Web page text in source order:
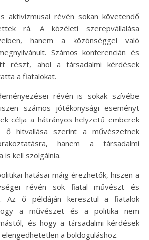
aktivizmusai révén sokan követendő
rá. A közéleti szerepvállalása
hanem a közönséggel való
Számos konferencián és
részt, ahol a társadalmi kérdések
a fiatalokat.
révén is sokak szívébe
számos jótékonysági eseményt
célja a hátrányos helyzetű emberek
ő hitvallása szerint a művészetnek
hanem a társadalmi
is kell szolgálnia.
hatásai máig érezhetők, hiszen a
révén sok fiatal művészt és
Az ő példáján keresztül a fiatalok
a művészet és a politika nem
és hogy a társadalmi kérdések
a boldoguláshoz.